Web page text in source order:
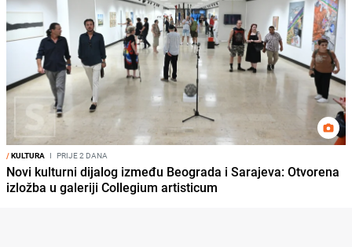
/KULTURA I PRIJE 2 DANA
Novi kulturni dijalog između Beograda i Sarajeva: Otvorena
izložba u galeriji Collegium artisticum